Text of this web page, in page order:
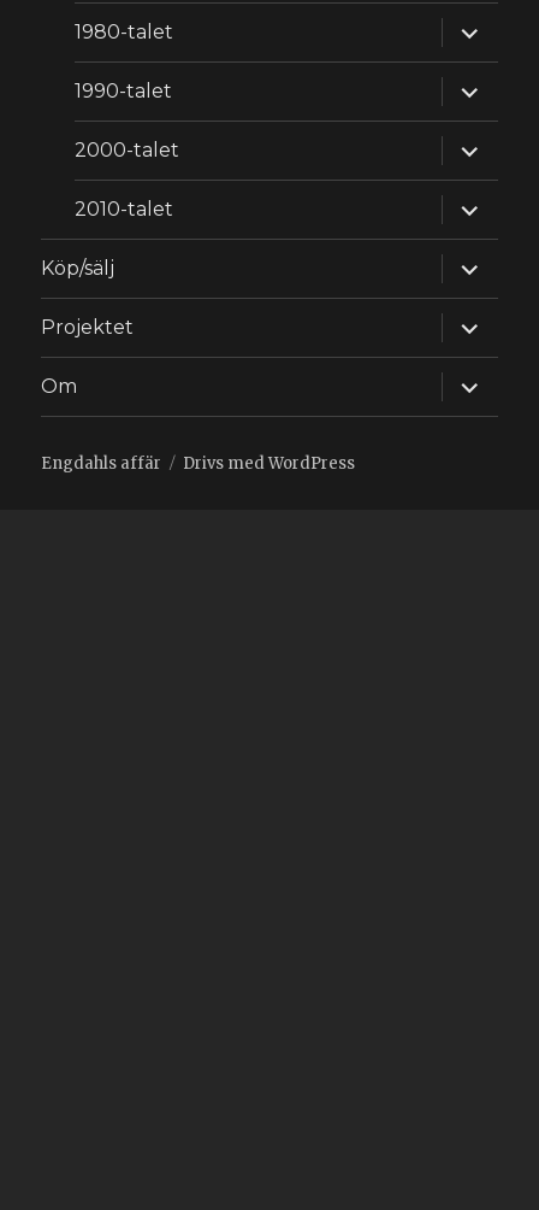
1980-talet
1990-talet
2000-talet
2010-talet
Köp/sälj
Projektet
Om
Engdahls affär Drivs med WordPress